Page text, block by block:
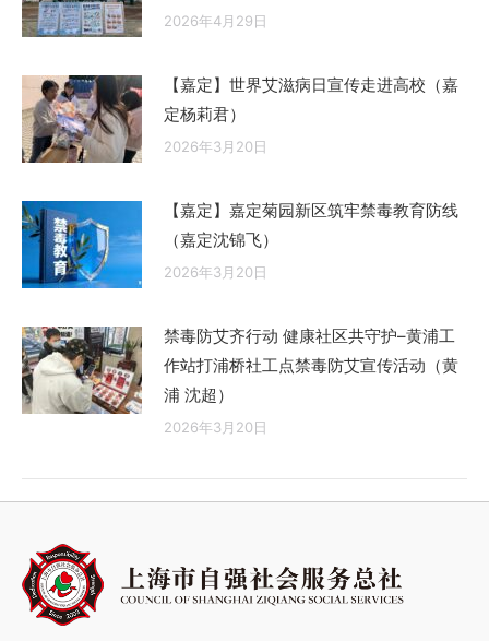
2026年4月29日
【嘉定】世界艾滋病日宣传走进高校（嘉
定杨莉君）
2026年3月20日
【嘉定】嘉定菊园新区筑牢禁毒教育防线
（嘉定沈锦飞）
2026年3月20日
禁毒防艾齐行动 健康社区共守护–黄浦工
作站打浦桥社工点禁毒防艾宣传活动（黄
浦 沈超）
2026年3月20日